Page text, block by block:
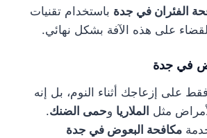
الفئران في جدة باستخدام تقنيات
على هذه الآفة بشكل نهائي.
على إزعاجك أثناء النوم، بل إنه
مثل الملاريا وحمى الضنك.
مكافحة البعوض في جدة